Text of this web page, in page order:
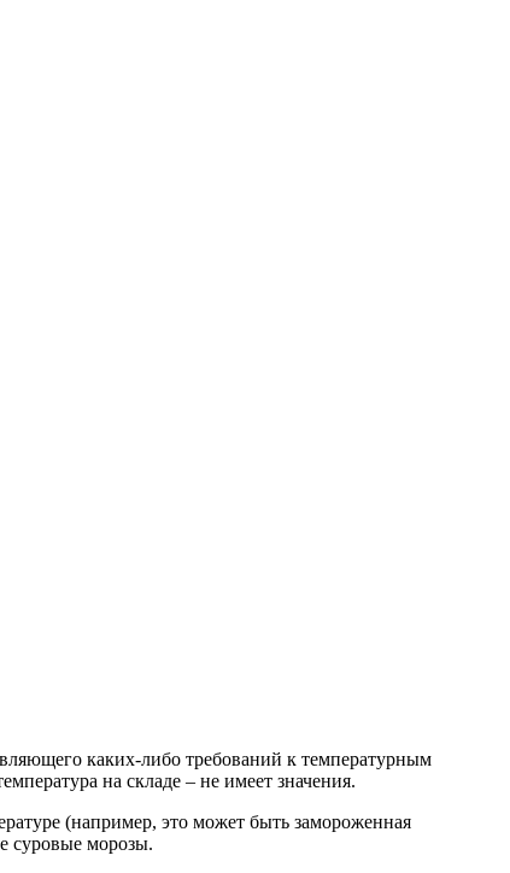
каких-либо требований к температурным
на складе – не имеет значения.
(например, это может быть замороженная
суровые морозы.